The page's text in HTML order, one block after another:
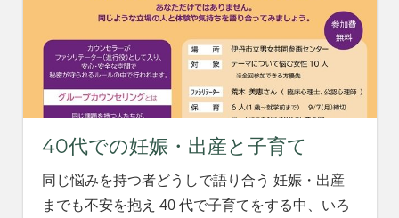
40代での妊娠・出産と子育て
同じ悩みを持つ者どうしで語り合う 妊娠・出産
までも不安を抱え 40 代で子育てをする中、いろ